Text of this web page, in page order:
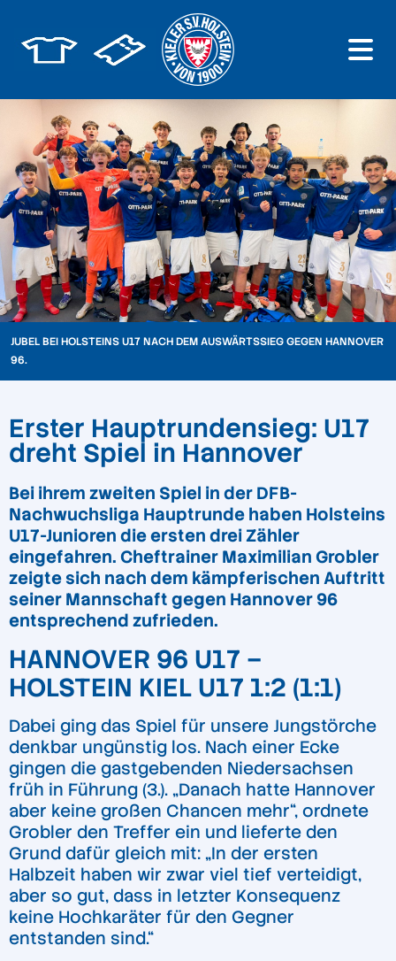
JUBEL BEI HOLSTEINS U17 NACH DEM AUSWÄRTSSIEG GEGEN HANNOVER
96.
Erster Hauptrundensieg: U17
dreht Spiel in Hannover
Bei ihrem zweiten Spiel in der DFB-
Nachwuchsliga Hauptrunde haben Holsteins
U17-Junioren die ersten drei Zähler
eingefahren. Cheftrainer Maximilian Grobler
zeigte sich nach dem kämpferischen Auftritt
seiner Mannschaft gegen Hannover 96
entsprechend zufrieden.
HANNOVER 96 U17 –
HOLSTEIN KIEL U17 1:2 (1:1)
Dabei ging das Spiel für unsere Jungstörche
denkbar ungünstig los. Nach einer Ecke
gingen die gastgebenden Niedersachsen
früh in Führung (3.). „Danach hatte Hannover
aber keine großen Chancen mehr“, ordnete
Grobler den Treffer ein und lieferte den
Grund dafür gleich mit: „In der ersten
Halbzeit haben wir zwar viel tief verteidigt,
aber so gut, dass in letzter Konsequenz
keine Hochkaräter für den Gegner
entstanden sind.“